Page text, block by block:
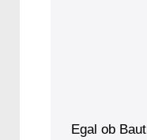
Egal ob